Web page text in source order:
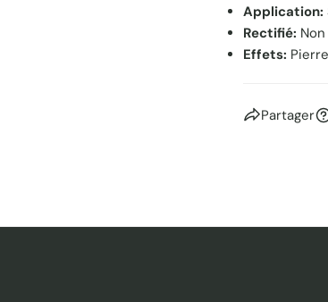
Application:
Rectifié: Non
Effets: Pierre
Partager